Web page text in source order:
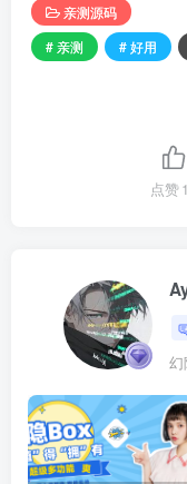
亲测源码
# 亲测
# 好用
点赞